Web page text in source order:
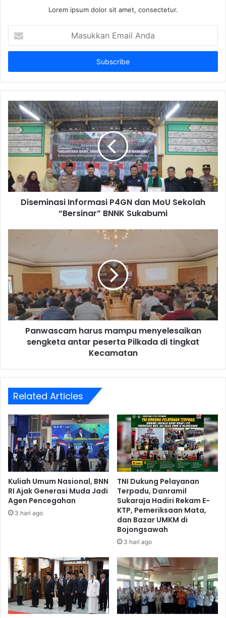
Lorem ipsum dolor sit amet, consectetur.
Email
Anda
Diseminasi Informasi P4GN dan MoU Sekolah
“Bersinar” BNNK Sukabumi
Panwascam harus mampu menyelesaikan
sengketa antar peserta Pilkada di tingkat
Kecamatan
Related Articles
Kuliah Umum Nasional, BNN
RI Ajak Generasi Muda Jadi
Agen Pencegahan
3 hari ago
TNI Dukung Pelayanan
Terpadu, Danramil
Sukaraja Hadiri Rekam E-
KTP, Pemeriksaan Mata,
dan Bazar UMKM di
Bojongsawah
3 hari ago